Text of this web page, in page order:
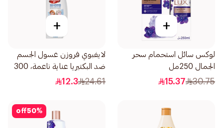
+
لوكس سائل استحمام سحر
الجمال 250مل
30.75
15.37
+
لايفبوي فروزن غسول الجسم
ضد البكتيريا عناية ناعمة، 300
مل
24.61
12.3
50%
off